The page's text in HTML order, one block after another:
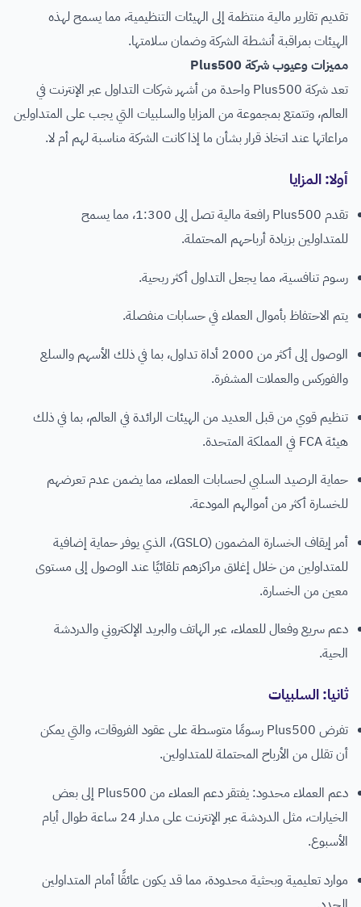
تقديم تقارير مالية منتظمة إلى الهيئات التنظيمية، مما يسمح لهذه
الهيئات بمراقبة أنشطة الشركة وضمان سلامتها.
مميزات وعيوب شركة Plus500
تعد شركة Plus500 واحدة من أشهر شركات التداول عبر الإنترنت في
العالم، وتتمتع بمجموعة من المزايا والسلبيات التي يجب على المتداولين
مراعاتها عند اتخاذ قرار بشأن ما إذا كانت الشركة مناسبة لهم أم لا.
أولا: المزايا
تقدم Plus500 رافعة مالية تصل إلى 1:300، مما يسمح
للمتداولين بزيادة أرباحهم المحتملة.
رسوم تنافسية، مما يجعل التداول أكثر ربحية.
يتم الاحتفاظ بأموال العملاء في حسابات منفصلة.
الوصول إلى أكثر من 2000 أداة تداول، بما في ذلك الأسهم والسلع
والفوركس والعملات المشفرة.
تنظيم قوي من قبل العديد من الهيئات الرائدة في العالم، بما في ذلك
هيئة FCA في المملكة المتحدة.
حماية الرصيد السلبي لحسابات العملاء، مما يضمن عدم تعرضهم
للخسارة أكثر من أموالهم المودعة.
أمر إيقاف الخسارة المضمون (GSLO)، الذي يوفر حماية إضافية
للمتداولين من خلال إغلاق مراكزهم تلقائيًا عند الوصول إلى مستوى
معين من الخسارة.
دعم سريع وفعال للعملاء، عبر الهاتف والبريد الإلكتروني والدردشة
الحية.
ثانيا: السلبيات
تفرض Plus500 رسومًا متوسطة على عقود الفروقات، والتي يمكن
أن تقلل من الأرباح المحتملة للمتداولين.
دعم العملاء محدود: يفتقر دعم العملاء من Plus500 إلى بعض
الخيارات، مثل الدردشة عبر الإنترنت على مدار 24 ساعة طوال أيام
الأسبوع.
موارد تعليمية وبحثية محدودة، مما قد يكون عائقًا أمام المتداولين